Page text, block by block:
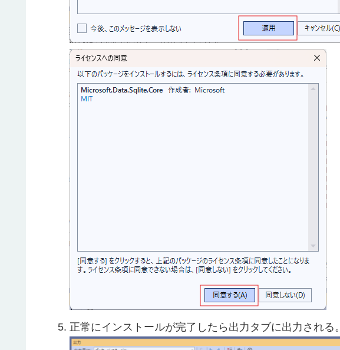
正常にインストールが完了したら出力タブに出力される。